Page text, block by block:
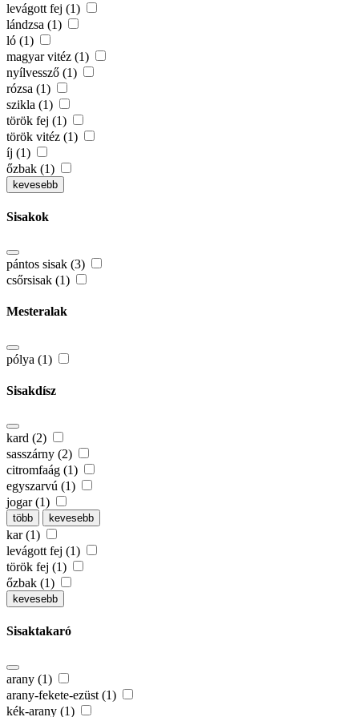
levágott fej (1)
lándzsa (1)
ló (1)
magyar vitéz (1)
nyílvessző (1)
rózsa (1)
szikla (1)
török fej (1)
török vitéz (1)
íj (1)
őzbak (1)
kevesebb
Sisakok
pántos sisak (3)
csőrsisak (1)
Mesteralak
pólya (1)
Sisakdísz
kard (2)
sasszárny (2)
citromfaág (1)
egyszarvú (1)
jogar (1)
több kevesebb
kar (1)
levágott fej (1)
török fej (1)
őzbak (1)
kevesebb
Sisaktakaró
arany (1)
arany-fekete-ezüst (1)
kék-arany (1)